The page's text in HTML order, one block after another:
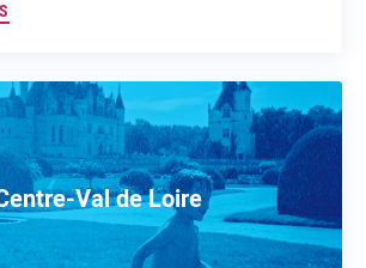
Val de Loire